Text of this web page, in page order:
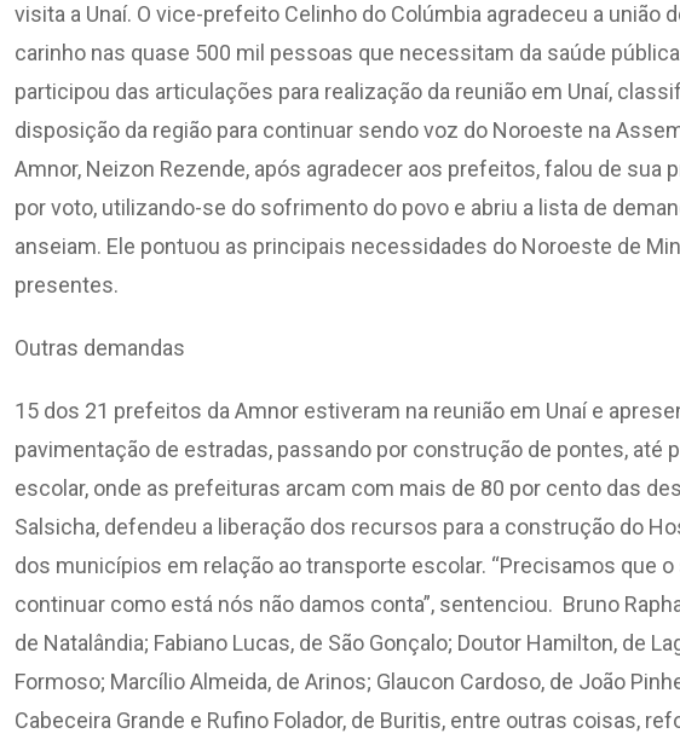
visita a Unaí. O vice-prefeito Celinho do Colúmbia agradeceu a
carinho nas quase 500 mil pessoas que necessitam da saúde
participou das articulações para realização da reunião em Unaí,
disposição da região para continuar sendo voz do Noroeste na
Amnor, Neizon Rezende, após agradecer aos prefeitos, falou de
por voto, utilizando-se do sofrimento do povo e abriu a lista de
anseiam. Ele pontuou as principais necessidades do Noroeste de
presentes.
Outras demandas
15 dos 21 prefeitos da Amnor estiveram na reunião em Unaí e
pavimentação de estradas, passando por construção de pontes,
escolar, onde as prefeituras arcam com mais de 80 por cento das
Salsicha, defendeu a liberação dos recursos para a construção do
dos municípios em relação ao transporte escolar. “Precisamos que
continuar como está nós não damos conta”, sentenciou. Bruno
de Natalândia; Fabiano Lucas, de São Gonçalo; Doutor Hamilton, de
Formoso; Marcílio Almeida, de Arinos; Glaucon Cardoso, de João
Cabeceira Grande e Rufino Folador, de Buritis, entre outras coisas,